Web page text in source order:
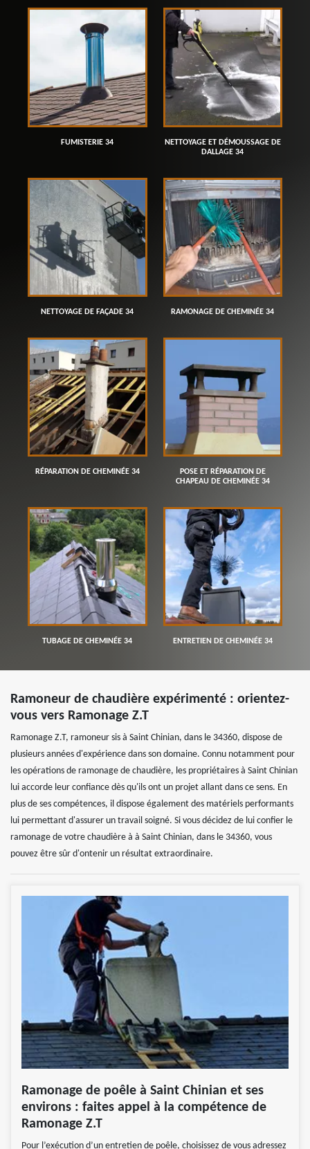
FUMISTERIE 34
NETTOYAGE ET DÉMOUSSAGE DE
DALLAGE 34
NETTOYAGE DE FAÇADE 34 RAMONAGE DE CHEMINÉE 34
RÉPARATION DE CHEMINÉE 34
POSE ET RÉPARATION DE
CHAPEAU DE CHEMINÉE 34
TUBAGE DE CHEMINÉE 34 ENTRETIEN DE CHEMINÉE 34
Ramoneur de chaudière expérimenté : orientez-
vous vers Ramonage Z.T
Ramonage Z.T, ramoneur sis à Saint Chinian, dans le 34360, dispose de
plusieurs années d'expérience dans son domaine. Connu notamment pour
les opérations de ramonage de chaudière, les propriétaires à Saint Chinian
lui accorde leur confiance dès qu'ils ont un projet allant dans ce sens. En
plus de ses compétences, il dispose également des matériels performants
lui permettant d'assurer un travail soigné. Si vous décidez de lui confier le
ramonage de votre chaudière à à Saint Chinian, dans le 34360, vous
pouvez être sûr d'ontenir un résultat extraordinaire.
Ramonage de poêle à Saint Chinian et ses
environs : faites appel à la compétence de
Ramonage Z.T
Pour l’exécution d’un entretien de poêle, choisissez de vous adressez